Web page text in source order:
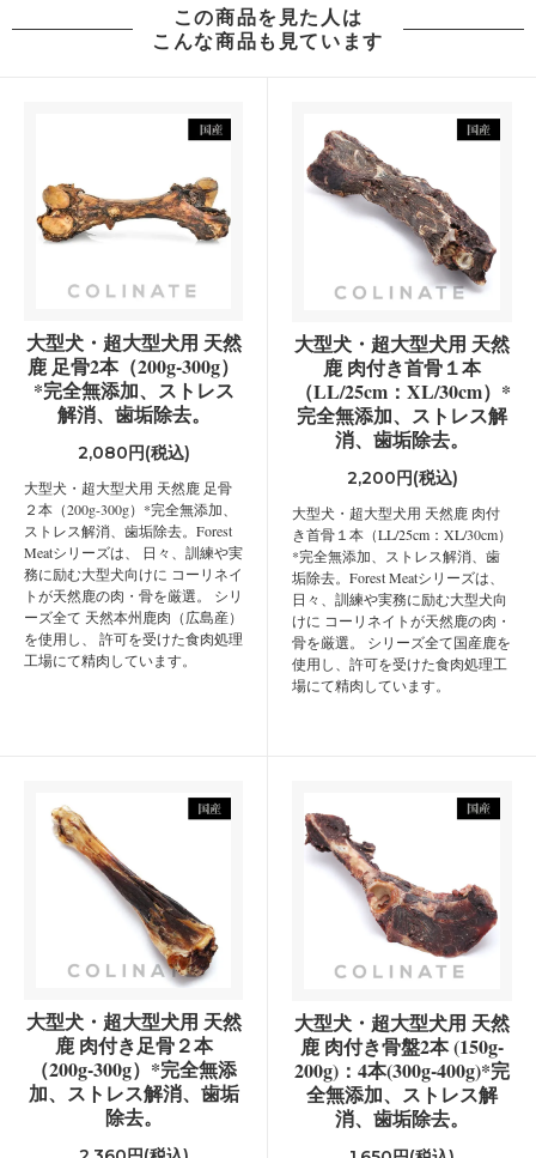
この商品を見た人は
こんな商品も見ています
大型犬・超大型犬用 天然
鹿 足骨2本（200g-300g）
*完全無添加、ストレス
解消、歯垢除去。
2,080円(税込)
大型犬・超大型犬用 天然鹿 足骨
２本（200g-300g）*完全無添加、
ストレス解消、歯垢除去。Forest
Meatシリーズは、 日々、訓練や実
務に励む大型犬向けに コーリネイ
トが天然鹿の肉・骨を厳選。 シリ
ーズ全て 天然本州鹿肉（広島産）
を使用し、 許可を受けた食肉処理
工場にて精肉しています。
大型犬・超大型犬用 天然
鹿 肉付き首骨１本
（LL/25cm：XL/30cm）*
完全無添加、ストレス解
消、歯垢除去。
2,200円(税込)
大型犬・超大型犬用 天然鹿 肉付
き首骨１本（LL/25cm：XL/30cm）
*完全無添加、ストレス解消、歯
垢除去。Forest Meatシリーズは、
日々、訓練や実務に励む大型犬向
けに コーリネイトが天然鹿の肉・
骨を厳選。 シリーズ全て国産鹿を
使用し、許可を受けた食肉処理工
場にて精肉しています。
大型犬・超大型犬用 天然
鹿 肉付き足骨２本
（200g-300g）*完全無添
加、ストレス解消、歯垢
除去。
大型犬・超大型犬用 天然
鹿 肉付き骨盤2本 (150g-
200g)：4本(300g-400g)*完
全無添加、ストレス解
消、歯垢除去。